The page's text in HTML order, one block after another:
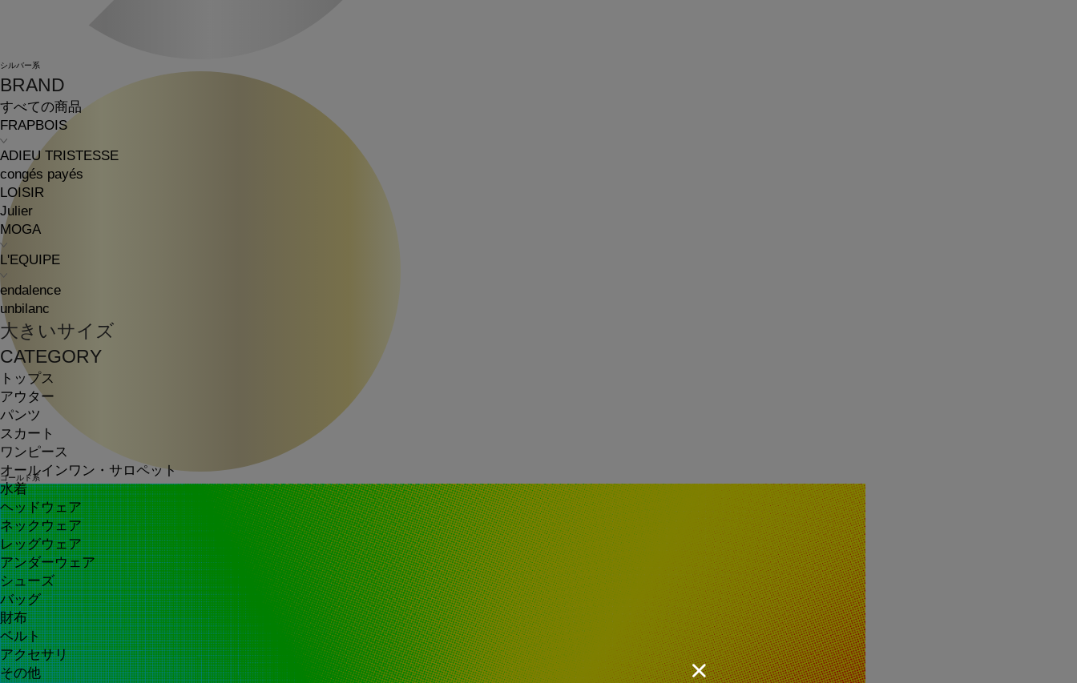
BRAND
すべての商品
FRAPBOIS
ADIEU TRISTESSE
congés payés
LOISIR
Julier
MOGA
L'EQUIPE
endalence
unbilanc
大きいサイズ
CATEGORY
トップス
アウター
パンツ
スカート
ワンピース
オールインワン・サロペット
水着
ヘッドウェア
ネックウェア
レッグウェア
アンダーウェア
シューズ
バッグ
財布
ベルト
アクセサリ
その他
シルバー系
ゴールド系